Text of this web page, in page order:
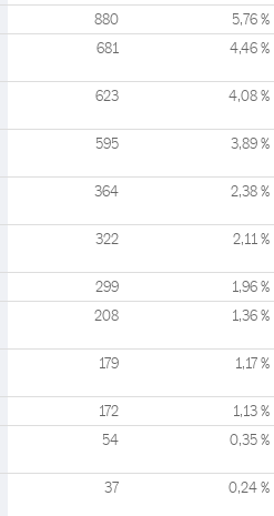
880 5,76 %
681 4,46 %
623 4,08 %
595 3,89 %
364 2,38 %
322 2,11 %
299 1,96 %
208 1,36 %
179 1,17 %
172 1,13 %
54 0,35 %
37 0,24 %